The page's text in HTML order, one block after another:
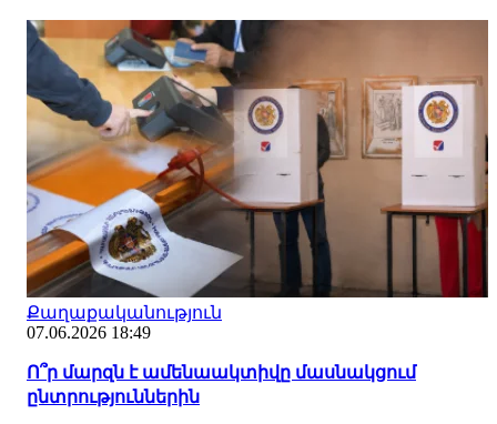
Քաղաքականություն
07.06.2026 18:49
Ո՞ր մարզն է ամենաակտիվը մասնակցում
ընտրություններին